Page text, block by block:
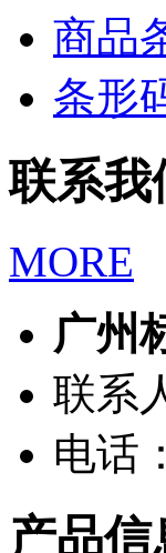
商品
条形
联系我
MORE
广州
联系
电话
产品信